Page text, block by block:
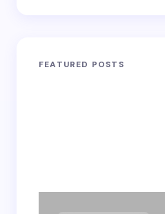
FEATURED POSTS